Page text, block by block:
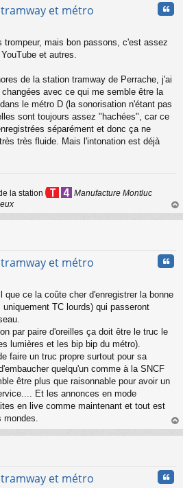
et métro
trompeur, mais bon passons, c'est assez
et autres.
de la station tramway de Perrache, j'ai
avec ce qui me semble être la
le métro D (la sonorisation n'étant pas
sont toujours assez "hachées", car ce
séparément et donc ça ne
très fluide. Mais l'intonation est déjà
la station
Manufacture Montluc
au
et métro
ce la coûte cher d'enregistrer la bonne
TC lourds) qui passeront
par paire d'oreilles ça doit être le truc le
lumières et les bip bip du métro).
faire un truc propre surtout pour sa
quelqu'un comme à la SNCF
être plus que raisonnable pour avoir un
Et les annonces en mode
en live comme maintenant et tout est
au
et métro